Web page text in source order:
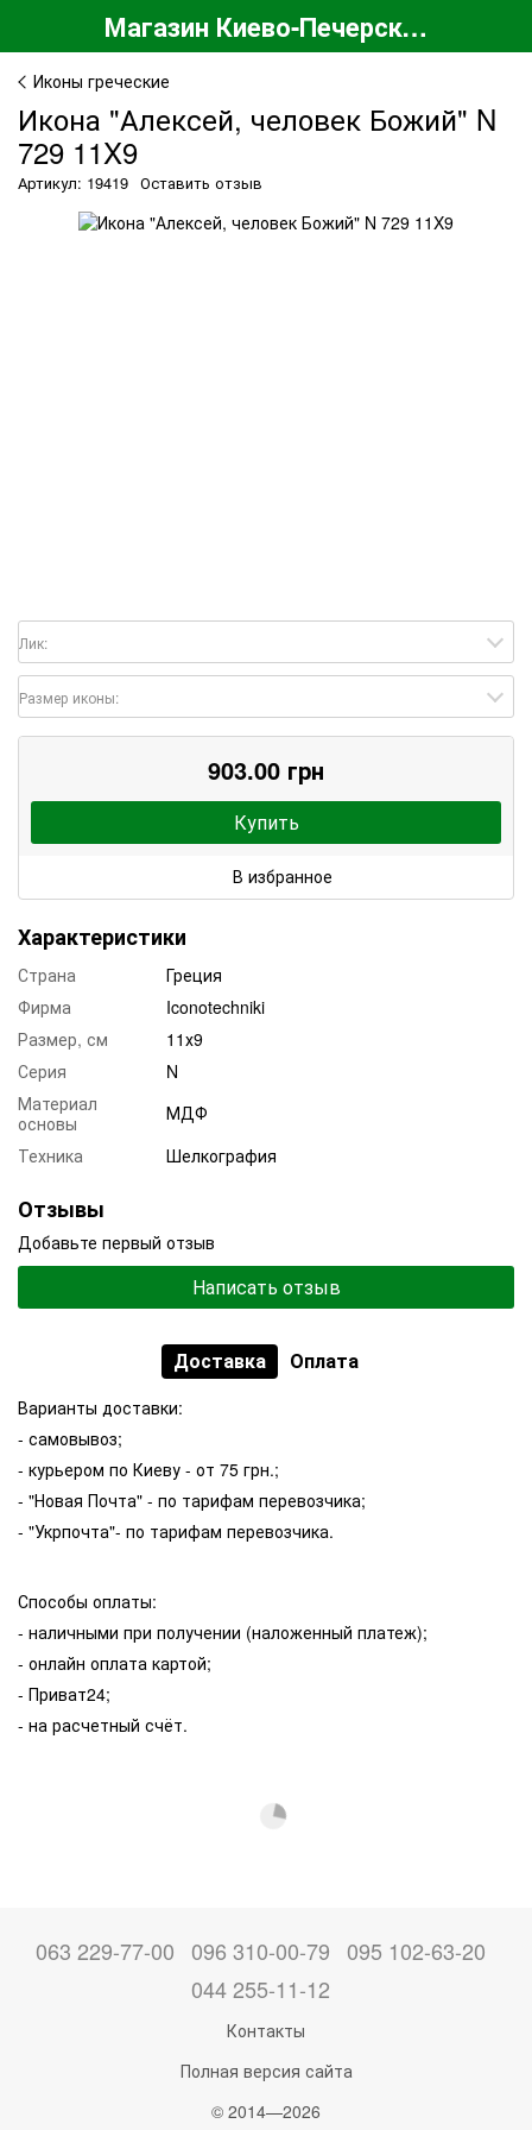
Магазин Киево-Печерской Лавры
Иконы греческие
Икона "Алексей, человек Божий" N
729 11X9
Артикул: 19419 Оставить отзыв
Лик:
Размер иконы:
903.00 грн
Купить
В избранное
Характеристики
Страна
Греция
Фирма
Iconotechniki
Размер, см
11х9
Серия
N
Материал
основы
МДФ
Техника
Шелкография
Отзывы
Добавьте первый отзыв
Написать отзыв
Доставка Оплата
Варианты доставки:
- самовывоз;
- курьером по Киеву - от 75 грн.;
- "Новая Почта" - по тарифам перевозчика;
- "Укрпочта"- по тарифам перевозчика.
Способы оплаты:
- наличными при получении (наложенный платеж);
- онлайн оплата картой;
- Приват24;
- на расчетный счёт.
063 229-77-00 096 310-00-79 095 102-63-20
044 255-11-12
Контакты
Полная версия сайта
© 2014—2026